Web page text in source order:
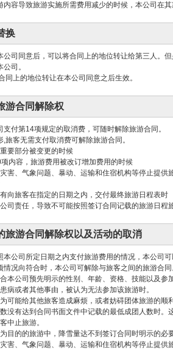
内容导致旅游实施所需费用减少的时候，本公司在其
换
公司同意后，可以将合同上的地位转让给第三人。
司。
同上的地位转让在本公司同意之后生效。
游合同解除权
支付第14项规定的取消费，可随时解除旅游合同。
,旅客无需支付取消费可解除旅游合同。
要部分被变更的时候
内容，旅游费用被改订增加费用的时候
害、气象问题、暴动、运输和住宿机构等停止提
向旅客在指定的日期之内，交付最终旅游日程表时
司责任，导致不可能按照签订合同记载的旅游日程
旅游合同解除权以及活动的取消
本公司所定日期之内支付旅游费用的情况，本公司
情况向符合时，本公司可解除与旅客之间的旅游合同
本公司预先明示的性别、年龄、资格、技能以及参
病或者其他事由，被认为无法参加该旅游时。
可能给其他旅客造成麻烦，或者妨碍团体旅游的顺
没有达到合同书面文件中记载的最低成团人数时
中止旅游。
目的的旅游中，降雪量达不到签订合同时明示的必
害、气象问题、暴动、运输和住宿机构等停止提